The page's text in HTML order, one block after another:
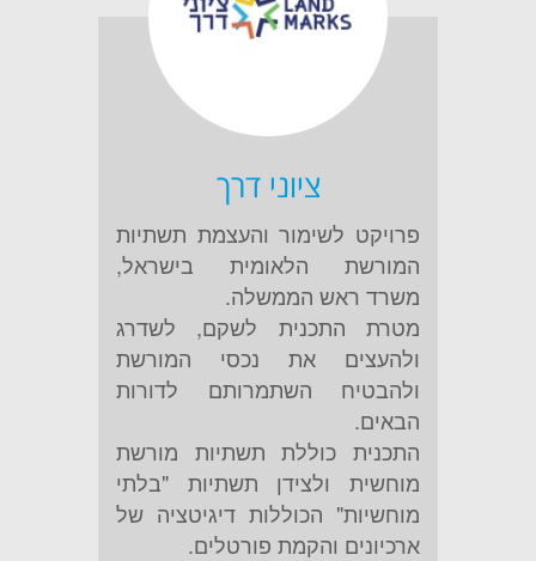
ציוני דרך
פרויקט לשימור והעצמת תשתיות
המורשת הלאומית בישראל,
משרד ראש הממשלה.
מטרת התכנית לשקם, לשדרג
ולהעצים את נכסי המורשת
ולהבטיח השתמרותם לדורות
הבאים.
התכנית כוללת תשתיות מורשת
מוחשית ולצידן תשתיות "בלתי
מוחשיות" הכוללות דיגיטציה של
ארכיונים והקמת פורטלים.